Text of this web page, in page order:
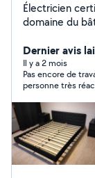
Électricien
domaine du
etagere , ) et
Dernier avis
Il y a 2 mois
Pas encore de
personne très